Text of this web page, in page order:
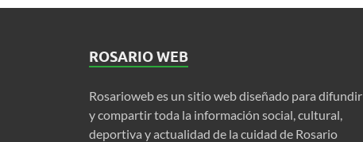
ROSARIO WEB
Rosarioweb es un sitio web diseñado para difundir
y compartir toda la información social, cultural,
deportiva y actualidad de la cuidad de Rosario